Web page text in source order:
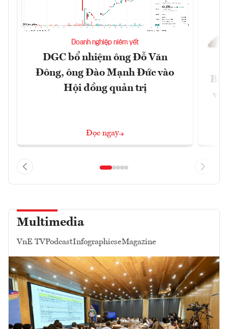
Doanh nghiệp niêm yết
DGC bổ nhiệm ông Đỗ Văn
Đông, ông Đào Mạnh Đức vào
Hội đồng quản trị
Đọc ngay
và
Multimedia
VnE TVPodcastInfographicseMagazine